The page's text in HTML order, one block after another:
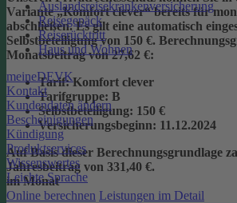
Auslandsreisekrankenversicherung
Reisegepäck
Reiserücktritt
Haus und Wohnen
meineDEVK
Kontakt
Kundendaten ändern
Bescheinigungen
Kündigung
Produktservices
Wissenswertes
Leichte Sprache
Variante „Komfort clever“ bereits für
abschließen. Es gilt eine automatisch
Selbstbeteiligung von 150 €.
Monatsbeitrag von 27,62 €:
Tarif: Komfort clever
Tarifgruppe: B
Selbstbeteiligung: 150 €
Versicherungsbeginn: 11.12.2024
Auf Basis dieser Berechnungsgrundlage
Jahresbeitrag von 331,40 €.
im Monat
Online berechnen Leistungen im Detail